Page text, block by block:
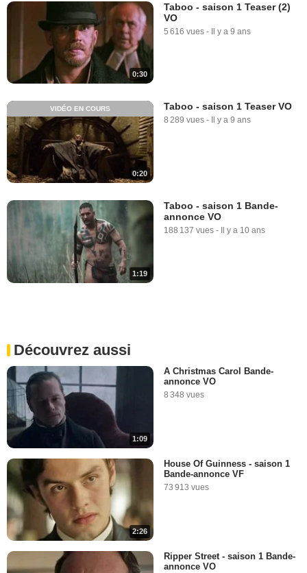
0:30
Taboo - saison 1 Teaser (2)
VO
5 616 vues - Il y a 9 ans
0:20
VIDÉO EN COURS Taboo - saison 1 Teaser VO
8 289 vues - Il y a 9 ans
1:19
Taboo - saison 1 Bande-
annonce VO
188 137 vues - Il y a 10 ans
Découvrez aussi
1:09
A Christmas Carol Bande-
annonce VO
8 348 vues
2:26
House Of Guinness - saison 1
Bande-annonce VF
73 913 vues
Ripper Street - saison 1 Bande-
annonce VO